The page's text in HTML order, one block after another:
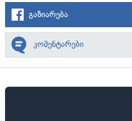
გაზიარება
კომენტარები